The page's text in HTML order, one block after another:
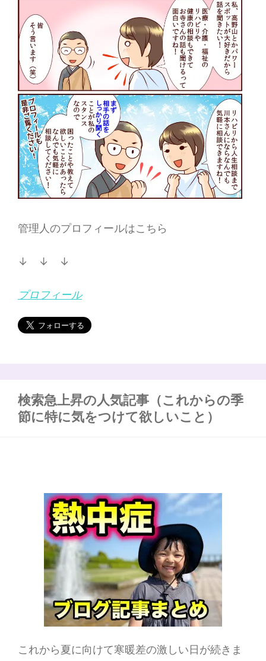
管理人のプロフィールはこちら
↓ ↓ ↓
プロフィール
検索急上昇の人気記事（これからの季
節に特に気をつけて欲しいこと）
これから夏に向けて寒暖差の激しい日が続きま